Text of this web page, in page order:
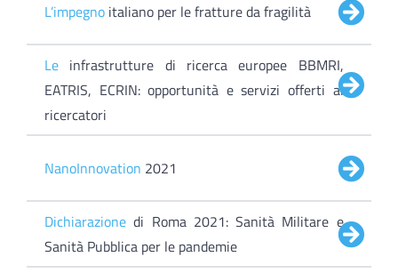
L’impegno italiano per le fratture da fragilità
Le infrastrutture di ricerca europee BBMRI,
EATRIS, ECRIN: opportunità e servizi offerti ai
ricercatori
NanoInnovation 2021
Dichiarazione di Roma 2021: Sanità Militare e
Sanità Pubblica per le pandemie